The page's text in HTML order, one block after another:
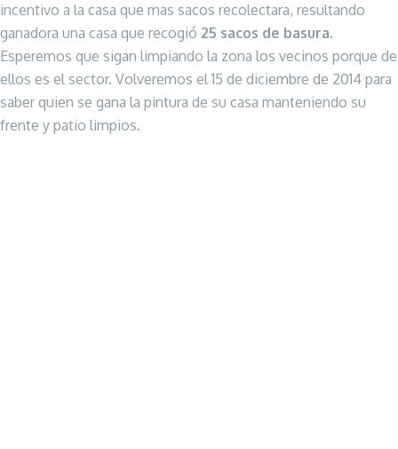
incentivo a la casa que mas sacos recolectara, resultando
ganadora una casa que recogió 25 sacos de basura.
Esperemos que sigan limpiando la zona los vecinos porque de
ellos es el sector. Volveremos el 15 de diciembre de 2014 para
saber quien se gana la pintura de su casa manteniendo su
frente y patio limpios.